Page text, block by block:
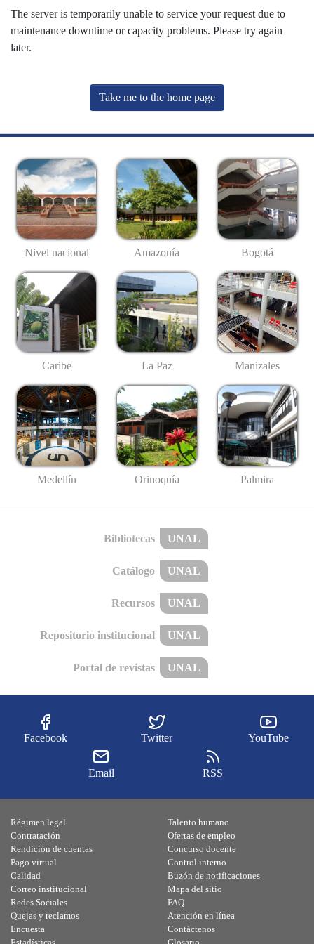
The server is temporarily unable to service your request due to
maintenance downtime or capacity problems. Please try again
later.
Take me to the home page
Nivel nacional Amazonía Bogotá
Caribe La Paz Manizales
Medellín Orinoquía Palmira
Bibliotecas UNAL
Catálogo UNAL
Recursos UNAL
Repositorio institucional UNAL
Portal de revistas UNAL
Facebook Twitter YouTube
Email RSS
Régimen legal
Contratación
Rendición de cuentas
Pago virtual
Calidad
Talento humano
Ofertas de empleo
Concurso docente
Control interno
Buzón de notificaciones
Correo institucional
Redes Sociales
Quejas y reclamos
Encuesta
Mapa del sitio
FAQ
Atención en línea
Contáctenos